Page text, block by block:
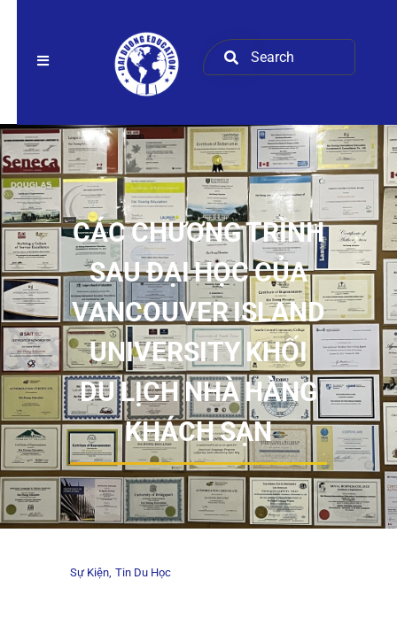
CÁC CHƯƠNG TRÌNH
SAU ĐẠI HỌC CỦA
VANCOUVER ISLAND
UNIVERSITY KHỐI
DU LỊCH NHÀ HÀNG
KHÁCH SẠN
Sự Kiện Tin Du Học